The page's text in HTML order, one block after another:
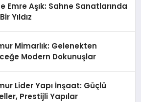
Emre Aşık: Sahne Sanatlarında
Yıldız
Mimarlık: Gelenekten
Modern Dokunuşlar
Lider Yapı İnşaat: Güçlü
Prestijli Yapılar